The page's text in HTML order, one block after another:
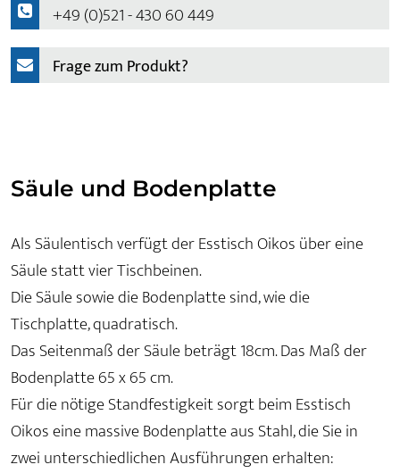
+49 (0)521 - 430 60 449
Frage zum Produkt?
Säule und Bodenplatte
Als Säulentisch verfügt der Esstisch Oikos über eine
Säule statt vier Tischbeinen.
Die Säule sowie die Bodenplatte sind, wie die
Tischplatte, quadratisch.
Das Seitenmaß der Säule beträgt 18cm. Das Maß der
Bodenplatte 65 x 65 cm.
Für die nötige Standfestigkeit sorgt beim Esstisch
Oikos eine massive Bodenplatte aus Stahl, die Sie in
zwei unterschiedlichen Ausführungen erhalten: